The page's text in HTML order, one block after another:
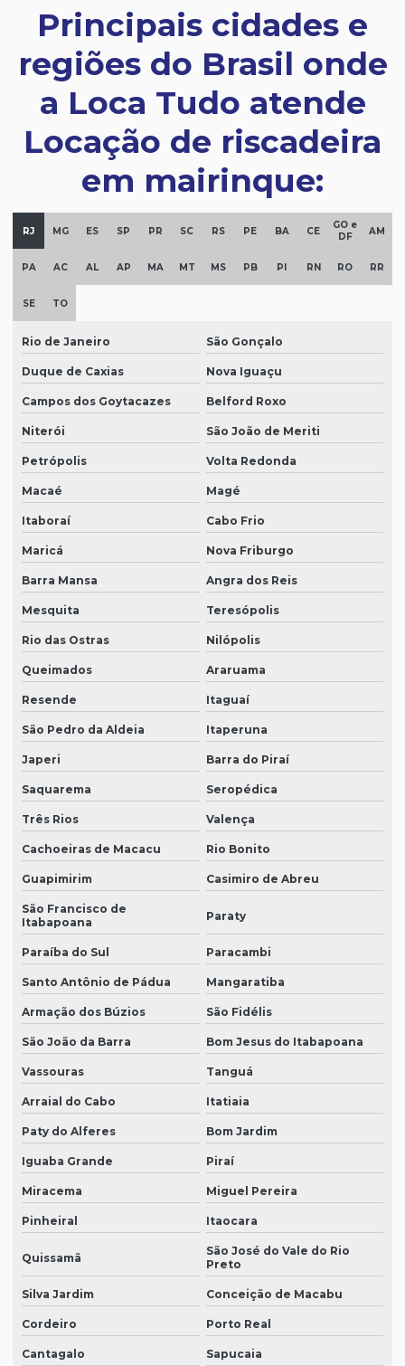
Principais cidades e
regiões do Brasil onde
a Loca Tudo atende
Locação de riscadeira
em mairinque:
RJ MG ES SP PR SC RS PE BA CE
GO e
DF
AM
PA AC AL AP MA MT MS PB PI RN RO RR
SE TO
Rio de Janeiro São Gonçalo
Duque de Caxias Nova Iguaçu
Campos dos Goytacazes Belford Roxo
Niterói São João de Meriti
Petrópolis Volta Redonda
Macaé Magé
Itaboraí Cabo Frio
Maricá Nova Friburgo
Barra Mansa Angra dos Reis
Mesquita Teresópolis
Rio das Ostras Nilópolis
Queimados Araruama
Resende Itaguaí
São Pedro da Aldeia Itaperuna
Japeri Barra do Piraí
Saquarema Seropédica
Três Rios Valença
Cachoeiras de Macacu Rio Bonito
Guapimirim Casimiro de Abreu
São Francisco de
Itabapoana
Paraty
Paraíba do Sul Paracambi
Santo Antônio de Pádua Mangaratiba
Armação dos Búzios São Fidélis
São João da Barra Bom Jesus do Itabapoana
Vassouras Tanguá
Arraial do Cabo Itatiaia
Paty do Alferes Bom Jardim
Iguaba Grande Piraí
Miracema Miguel Pereira
Pinheiral Itaocara
Quissamã
São José do Vale do Rio
Preto
Silva Jardim Conceição de Macabu
Cordeiro Porto Real
Cantagalo Sapucaia